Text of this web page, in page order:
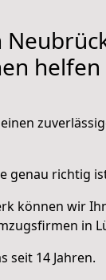
helfen
genau richtig
können wir
in
seit 14 Jahren.